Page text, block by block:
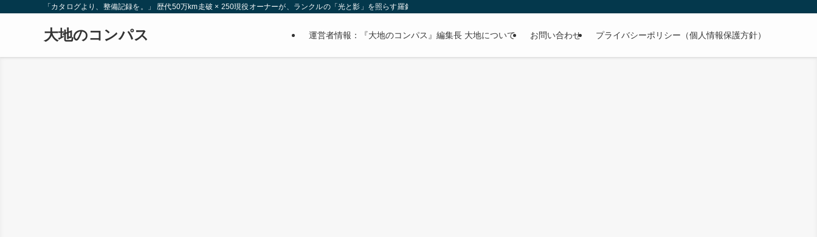
「カタログより、整備記録を。」 歴代50万km走破 × 250現役オーナーが、ランクルの「光と影」を照らす羅針盤。
大地のコンパス 運営者情報：『大地のコンパス』編集長 大地について お問い合わせ プライバシーポリシー（個人情報保護方針）